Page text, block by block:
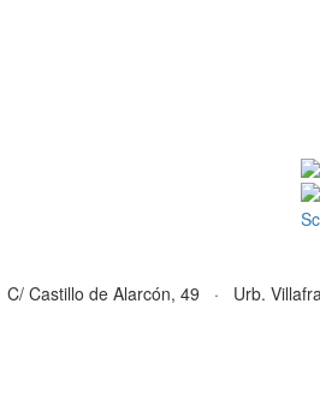
Castillo de Alarcón, 49 · Urb.